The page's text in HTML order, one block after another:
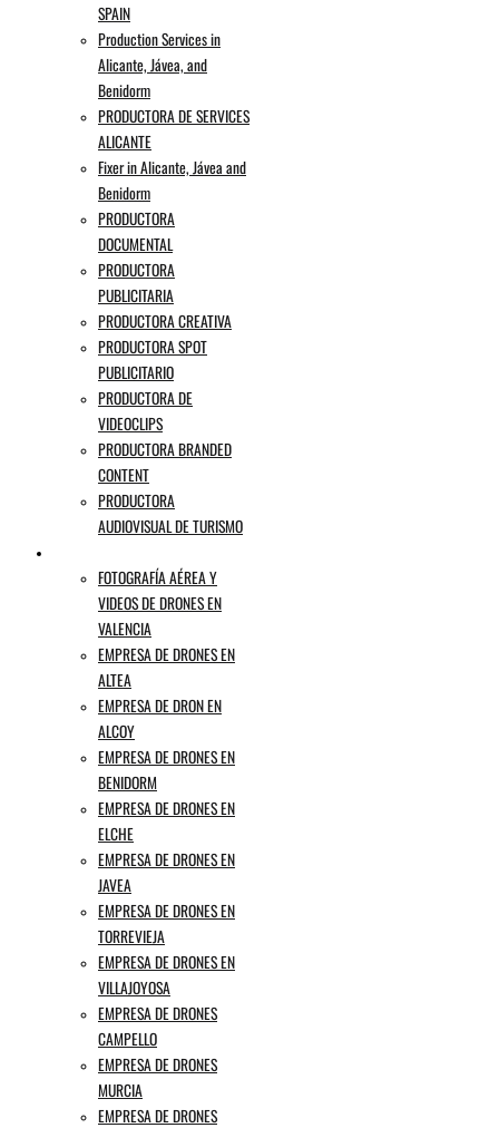
SPAIN
Production Services in
Alicante, Jávea, and
Benidorm
PRODUCTORA DE SERVICES
ALICANTE
Fixer in Alicante, Jávea and
Benidorm
PRODUCTORA
DOCUMENTAL
PRODUCTORA
PUBLICITARIA
PRODUCTORA CREATIVA
PRODUCTORA SPOT
PUBLICITARIO
PRODUCTORA DE
VIDEOCLIPS
PRODUCTORA BRANDED
CONTENT
PRODUCTORA
AUDIOVISUAL DE TURISMO
FOTOGRAFÍA AÉREA Y
VIDEOS DE DRONES EN
VALENCIA
EMPRESA DE DRONES EN
ALTEA
EMPRESA DE DRON EN
ALCOY
EMPRESA DE DRONES EN
BENIDORM
EMPRESA DE DRONES EN
ELCHE
EMPRESA DE DRONES EN
JAVEA
EMPRESA DE DRONES EN
TORREVIEJA
EMPRESA DE DRONES EN
VILLAJOYOSA
EMPRESA DE DRONES
CAMPELLO
EMPRESA DE DRONES
MURCIA
EMPRESA DE DRONES